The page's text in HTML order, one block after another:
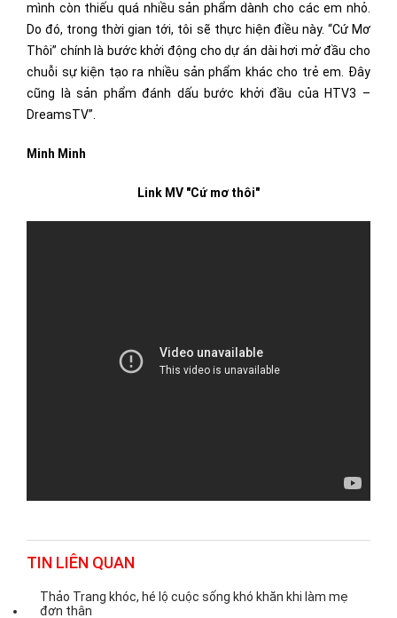
mình còn thiếu quá nhiều sản phẩm dành cho các em nhỏ.
Do đó, trong thời gian tới, tôi sẽ thực hiện điều này. “Cứ Mơ
Thôi” chính là bước khởi động cho dự án dài hơi mở đầu cho
chuỗi sự kiện tạo ra nhiều sản phẩm khác cho trẻ em. Đây
cũng là sản phẩm đánh dấu bước khởi đầu của HTV3 –
DreamsTV”.
Minh Minh
Link MV "Cứ mơ thôi"
TIN LIÊN QUAN
Thảo Trang khóc, hé lộ cuộc sống khó khăn khi làm mẹ
đơn thân